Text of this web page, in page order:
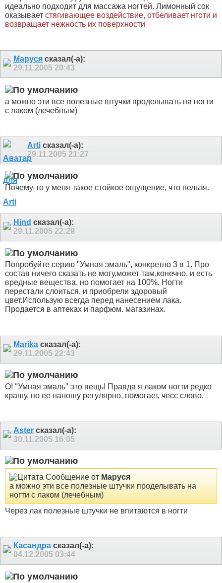
идеально подходит для массажа ногтей. Лимонный сок
оказывает стягивающее воздействие, отбеливает нготи и
возвращает нежность их поверхности
Маруся сказал(-а):
29.11.2005 20:43
а можно эти все полезные штучки проделывать на ногти
с лаком (лечебным)
Arti сказал(-а):
29.11.2005 21:27
Почему-то у меня такое стойкое ощущение, что нельзя.
Hind сказал(-а):
29.11.2005 22:29
Попробуйте серию "Умная эмаль", конкретно 3 в 1. Про
состав ничего сказать не могу,может там,конечно, и есть
вредные вещества, но помогает на 100%. Ногти
перестали слоиться, и приобрели здоровый
цвет.Использую всегда перед нанесением лака.
Продается в аптеках и парфюм. магазинах.
Marika сказал(-а):
29.11.2005 22:43
О! "Умная эмаль" это вещь! Правда я лаком ногти редко
крашу, но ее наношу регулярно, помогает, чесс слово.
Aster сказал(-а):
30.11.2005 16:05
Сообщение от Маруся
а можно эти все полезные штучки проделывать на
ногти с лаком (лечебным)
Через лак полезные штучки не впитаются в ногти
Касандра сказал(-а):
04.12.2005 03:44